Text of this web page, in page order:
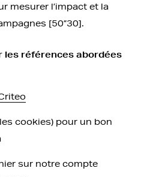
mesurer l’impact et la
[50”30].
les références abordées
cookies) pour un bon
sur notre compte